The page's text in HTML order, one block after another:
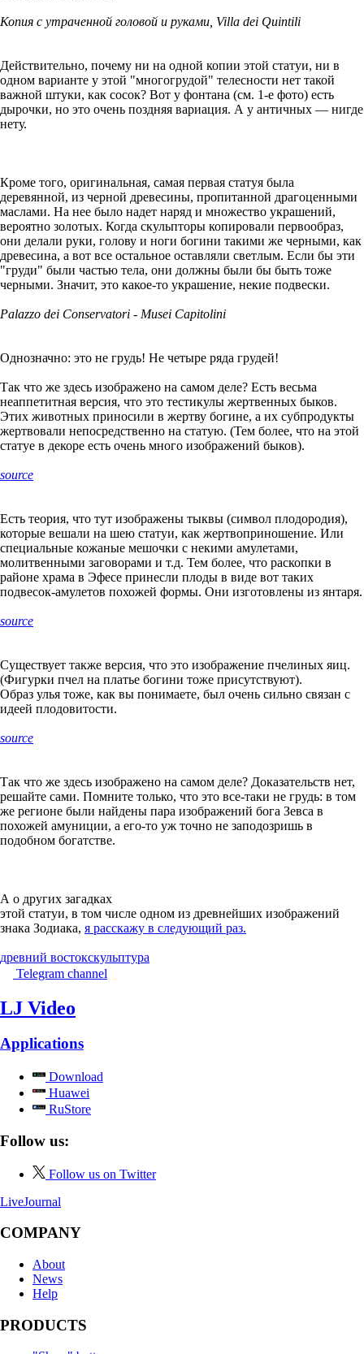
Копия с утраченной головой и руками, Villa dei Quintili
Действительно, почему ни на одной копии этой статуи, ни в
одном варианте у этой "многогрудой" телесности нет такой
важной штуки, как сосок? Вот у фонтана (см. 1-е фото) есть
дырочки, но это очень поздняя вариация. А у античных — нигде
нету.
Кроме того, оригинальная, самая первая статуя была
деревянной, из черной древесины, пропитанной драгоценными
маслами. На нее было надет наряд и множество украшений,
вероятно золотых. Когда скульпторы копировали первообраз,
они делали руки, голову и ноги богини такими же черными, как
древесина, а вот все остальное оставляли светлым. Если бы эти
"груди" были частью тела, они должны были бы быть тоже
черными. Значит, это какое-то украшение, некие подвески.
Palazzo dei Conservatori - Musei Capitolini
Однозначно: это не грудь! Не четыре ряда грудей!
Так что же здесь изображено на самом деле? Есть весьма
неаппетитная версия, что это тестикулы жертвенных быков.
Этих животных приносили в жертву богине, а их субпродукты
жертвовали непосредственно на статую. (Тем более, что на этой
статуе в декоре есть очень много изображений быков).
source
Есть теория, что тут изображены тыквы (символ плодородия),
которые вешали на шею статуи, как жертвоприношение. Или
специальные кожаные мешочки с некими амулетами,
молитвенными заговорами и т.д. Тем более, что раскопки в
районе храма в Эфесе принесли плоды в виде вот таких
подвесок-амулетов похожей формы. Они изготовлены из янтаря.
source
Существует также версия, что это изображение пчелиных яиц.
(Фигурки пчел на платье богини тоже присутствуют).
Образ улья тоже, как вы понимаете, был очень сильно связан с
идеей плодовитости.
source
Так что же здесь изображено на самом деле? Доказательств нет,
решайте сами. Помните только, что это все-таки не грудь: в том
же регионе были найдены пара изображений бога Зевса в
похожей амуниции, а его-то уж точно не заподозришь в
подобном богатстве.
А о других загадках
этой статуи, в том числе одном из древнейших изображений
знака Зодиака, я расскажу в следующий раз.
древний востокскульптура
Telegram channel
LJ Video
Applications
Download
Huawei
RuStore
Follow us:
Follow us on Twitter
LiveJournal
COMPANY
About
News
Help
PRODUCTS